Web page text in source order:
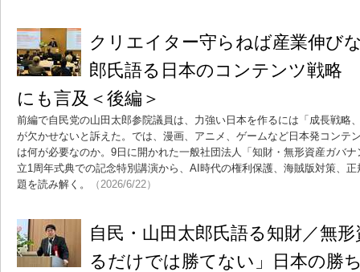
クリエイター守らねば産業伸び
郎氏語る日本のコンテンツ戦略
にも言及＜後編＞
前編で自民党の山田太郎参院議員は、力強い日本を作るには「成長戦略
が欠かせないと訴えた。では、漫画、アニメ、ゲームなど日本発コンテ
は何が必要なのか。9日に開かれた一般社団法人「知財・無形資産ガバ
立1周年式典での記念特別講演から、AI時代の権利保護、海賊版対策、
題を読み解く。
（2026/6/22）
自民・山田太郎氏語る知財／無
るだけでは勝てない」日本の勝